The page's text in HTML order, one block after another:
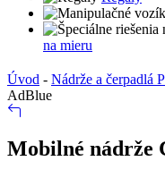
na mieru
Úvod - Nádrže a čerpadlá
AdBlue
Mobilné nádrže